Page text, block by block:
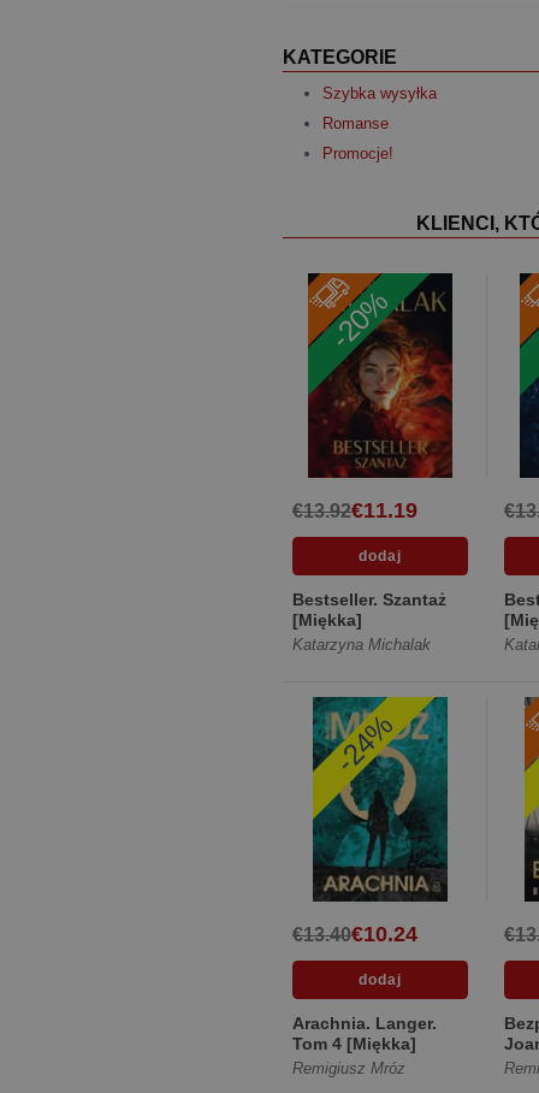
KATEGORIE
Szybka wysyłka
Romanse
Promocje!
KLIENCI,
-20%
€11.19
€13.92
Bestseller. Szantaż
[Miękka]
Katarzyna Michalak
-24%
€10.24
€13.40
Arachnia. Langer.
Tom 4 [Miękka]
Remigiusz Mróz
20